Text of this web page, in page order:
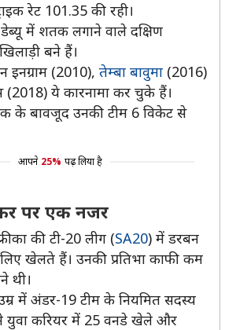
रेट 101.35 की रही।
में शतक लगाने वाले दक्षिण
बने हैं।
(2010), तेम्बा बावुमा (2016)
(2018) ये कारनामा कर चुके हैं।
के बावजूद उनकी टीम 6 विकेट से
आपने 25% पढ़ लिया है
पर एक नजर
की टी-20 लीग (SA20) में डरबन
खेलते हैं। उनकी प्रतिभा काफी कम
थी।
में अंडर-19 टीम के नियमित सदस्य
युवा करियर में 25 वनडे खेले और